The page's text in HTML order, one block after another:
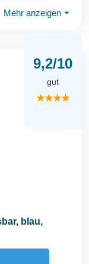
Mehr anzeigen ⏷
9,2/10
gut
★★★★
blau,